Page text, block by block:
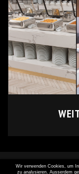
Wir verwenden Cookies, um
zu analysieren. Ausserdem